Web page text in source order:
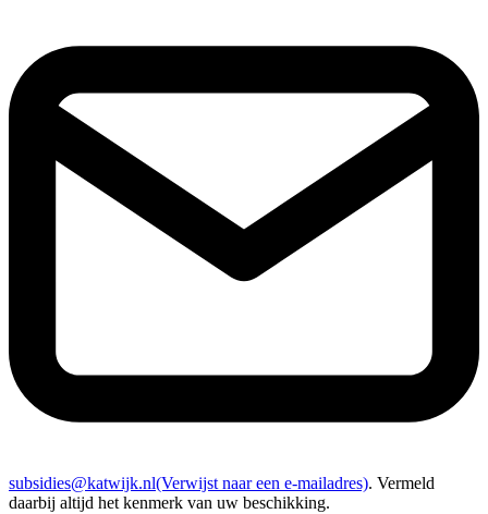
subsidies@katwijk.nl(Verwijst naar een e-mailadres). Vermeld
daarbij altijd het kenmerk van uw beschikking.